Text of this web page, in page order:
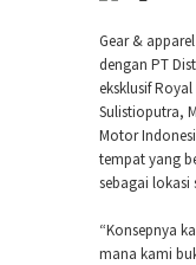
Gear &
dengan PT
eksklusif
Sulistioputra,
Motor
tempat yang
sebagai lokasi
“Konsepnya
mana kami